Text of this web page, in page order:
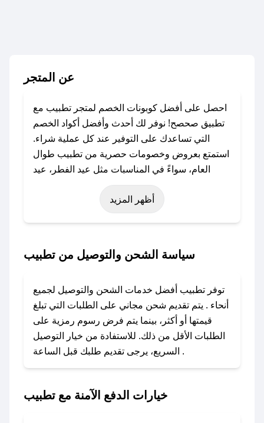
عن المتجر
احصل على أفضل كوبونات الخصم لمتجر تطبيب مع
تطبيق صحصح! نوفر لك أحدث وأفضل أكواد الخصم
التي تساعدك على التوفير عند كل عملية شراء.
استمتع بعروض وخصومات حصرية من تطبيب طوال
العام، سواءً في المناسبات مثل عيد الفطر، عيد
الأضحى، الجمعة البيضاء (شهر نوفمبر)، رمضان،
اليوم الوطني، يوم التأسيس، أو حتى عروض خاصة
باستخدام تطبيق صحصح، يمكنك العثور بسهولة على
تواصل معنا عبر تويتر أو البريد الإلكتروني لإضافته
بسرعة.
### كيفية استخدام كود خصم تطبيب؟
1. انسخ كود الخصم من تطبيق صحصح.
2. الصقه في خانة الدفع عند التسوق من تطبيب.
### ماذا أفعل إذا لم يعمل كود الخصم؟
أظهر المزيد
سياسة الشحن والتوصيل من تطبيب
توفر تطبيب أفضل خدمات الشحن والتوصيل لجميع
أنحاء . يتم تقديم شحن مجاني على الطلبات التي تبلغ
قيمتها أو أكثر، بينما يتم فرض رسوم رمزية على
الطلبات الأقل من ذلك. للاستفادة من خيار التوصيل
السريع، يرجى تقديم طلبك قبل الساعة .
خيارات الدفع الآمنة مع تطبيب